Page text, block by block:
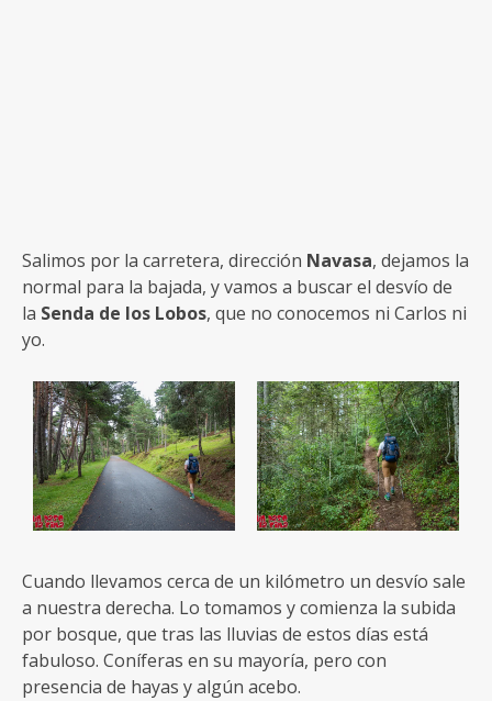
Salimos por la carretera, dirección Navasa, dejamos la
normal para la bajada, y vamos a buscar el desvío de
la Senda de los Lobos, que no conocemos ni Carlos ni
yo.
Cuando llevamos cerca de un kilómetro un desvío sale
a nuestra derecha. Lo tomamos y comienza la subida
por bosque, que tras las lluvias de estos días está
fabuloso. Coníferas en su mayoría, pero con
presencia de hayas y algún acebo.